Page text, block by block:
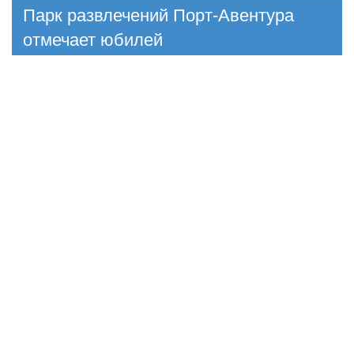
Парк развлечений Порт-Авентура
отмечает юбилей